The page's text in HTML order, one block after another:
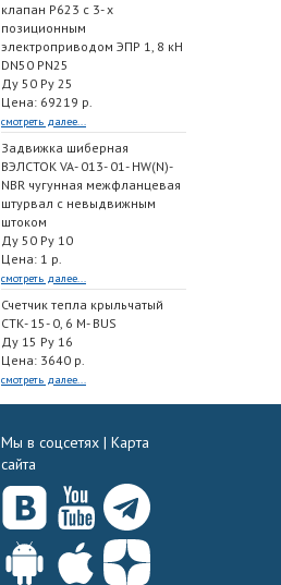
клапан Р623 с 3- х
позиционным
электроприводом ЭПР 1, 8 кН
DN50 PN25
Ду 50 Ру 25
Цена: 69219 р.
смотреть далее...
Задвижка шиберная
ВЭЛСТОК VA- 013- 01- HW(N)-
NBR чугунная межфланцевая
штурвал с невыдвижным
штоком
Ду 50 Ру 10
Цена: 1 р.
смотреть далее...
Счетчик тепла крыльчатый
СТК- 15- 0, 6 M- BUS
Ду 15 Ру 16
Цена: 3640 р.
смотреть далее...
Мы в соцсетях | Карта
сайта